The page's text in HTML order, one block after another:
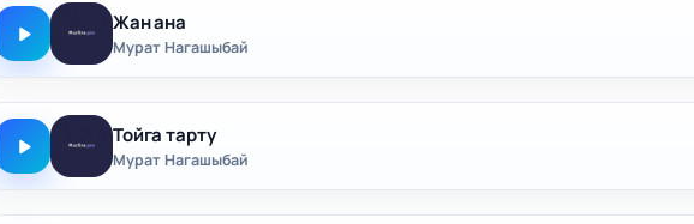
Жан ана
Мурат Нагашыбай
Тойга тарту
Мурат Нагашыбай